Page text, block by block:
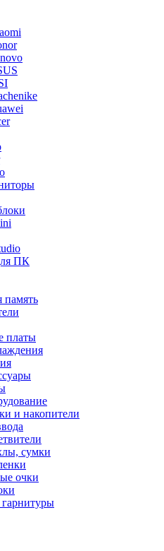
ПК
память
платы
и накопители
сумки
очки